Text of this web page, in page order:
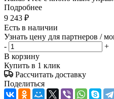
Подробнее
9 243 ₽
Есть в наличии
Узнать цену для партнеров /
-
+
В корзину
Купить в 1 клик
Рассчитать доставку
Поделиться